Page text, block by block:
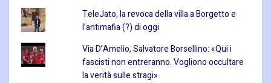
TeleJato, la revoca della villa a Borgetto e
l’antimafia (?) di oggi
Via D’Amelio, Salvatore Borsellino: «Qui i
fascisti non entreranno. Vogliono occultare
la verità sulle stragi»